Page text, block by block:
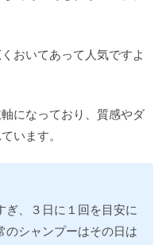
おいてあって人気ですよ
になっており、質感やダ
います。
ぎ、３日に１回を目安に
のシャンプーはその日は